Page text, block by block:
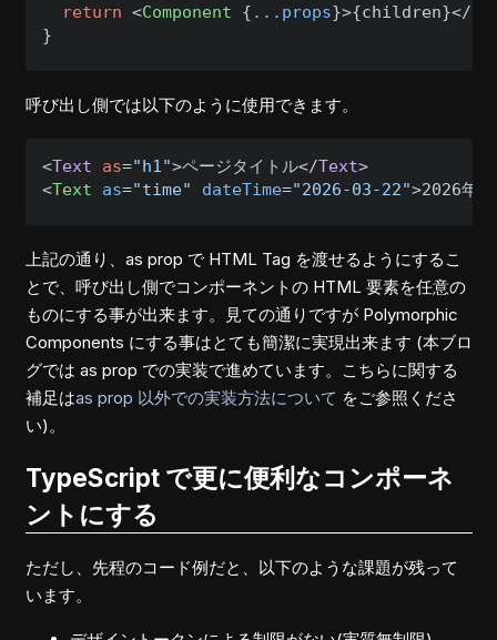
return <Component { ...props}>{children}</
呼び出し側では以下のように使用できます。
<Text as="h1">ページタイトル</Text >
<Text as="time" dateTime="2026-03-22">2026年3
上記の通り、as prop で HTML Tag を渡せるようにするこ
とで、呼び出し側でコンポーネントの HTML 要素を任意の
ものにする事が出来ます。見ての通りですが Polymorphic
Components にする事はとても簡潔に実現出来ます (本ブロ
グでは as prop での実装で進めています。こちらに関する
補足はas prop 以外での実装方法について をご参照くださ
い)。
TypeScript で更に便利なコンポーネ
ントにする
ただし、先程のコード例だと、以下のような課題が残って
います。